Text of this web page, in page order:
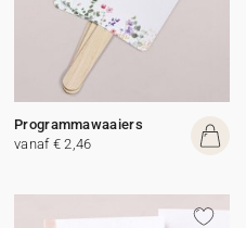
Programmawaaiers
vanaf € 2,46